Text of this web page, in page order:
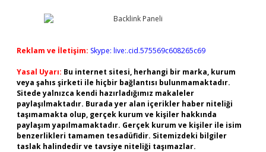
Reklam ve İletişim: Skype: live:.cid.575569c608265c69
Yasal Uyarı: Bu internet sitesi, herhangi bir marka, kurum
veya şahıs şirketi ile hiçbir bağlantısı bulunmamaktadır.
Sitede yalnızca kendi hazırladığımız makaleler
paylaşılmaktadır. Burada yer alan içerikler haber niteliği
taşımamakta olup, gerçek kurum ve kişiler hakkında
paylaşım yapılmamaktadır. Gerçek kurum ve kişiler ile isim
benzerlikleri tamamen tesadüfidir. Sitemizdeki bilgiler
taslak halindedir ve tavsiye niteliği taşımazlar.